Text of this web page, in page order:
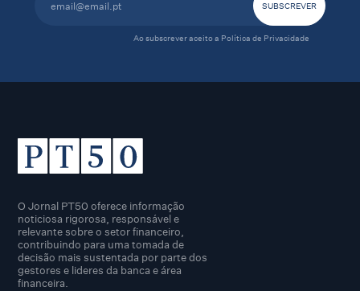
Ao subscrever aceito a Política de Privacidade
O Jornal PT50 oferece informação
noticiosa rigorosa, responsável e
relevante sobre o setor financeiro,
contribuindo para uma tomada de
decisão mais sustentada por parte dos
gestores e lideres da banca e área
financeira.